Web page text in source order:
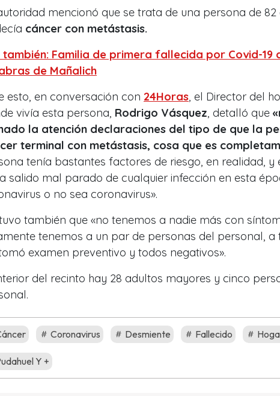
mencionó que se trata de una persona de 82
cáncer con metástasis.
también: Familia de primera fallecida por Covid-19
de Mañalich
esto, en conversación con 24Horas, el Director del
vivía esta persona, Rodrigo Vásquez, detalló que
la atención declaraciones del tipo de que la
terminal con metástasis, cosa que es
tenía bastantes factores de riesgo, en realidad, y
salido mal parado de cualquier infección en esta
o no sea coronavirus».
también que «no tenemos a nadie más con
tenemos a un par de personas del personal, a
examen preventivo y todos negativos».
del recinto hay 28 adultos mayores y cinco
Coronavirus Desmiente Fallecido
Y +